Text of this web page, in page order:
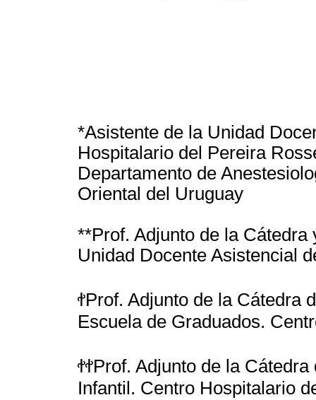
*Asistente de la Unidad
Hospitalario del Pereira
Departamento de
Oriental del Uruguay
**Prof. Adjunto de la
Unidad Docente Asistencial
ꬷProf. Adjunto de la Cátedra
Escuela de Graduados.
ꬷꬷProf. Adjunto de la
Infantil. Centro Hospitalario